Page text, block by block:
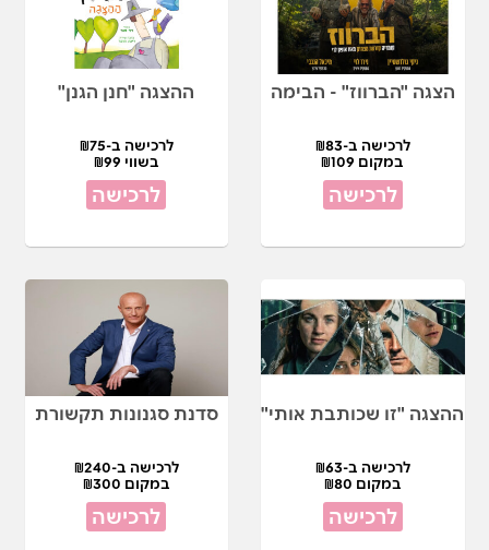
הצגה "הברווז" - הבימה
לרכישה ב-₪83
במקום ₪109
לרכישה
ההצגה "חנן הגנן"
לרכישה ב-₪75
בשווי ₪99
לרכישה
ההצגה "זו שכותבת אותי"
לרכישה ב-₪63
במקום ₪80
לרכישה
סדנת סגנונות תקשורת
לרכישה ב-₪240
במקום ₪300
לרכישה